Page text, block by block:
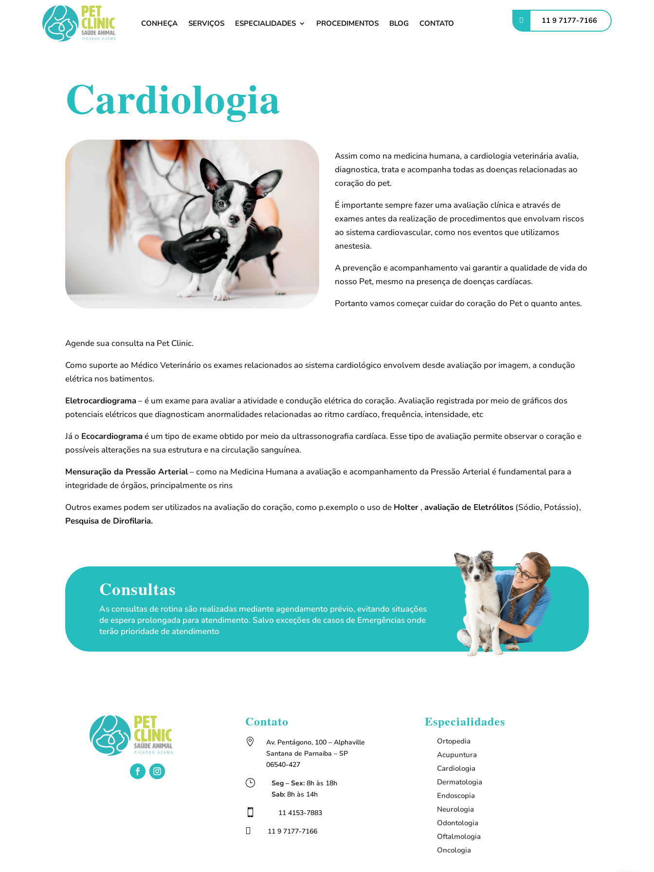
CONHEÇA SERVIÇOS ESPECIALIDADES PROCEDIMENTOS BLOG CONTATO 11 9 7177-7166
Cardiologia
Assim como na medicina humana, a cardiologia veterinária avalia,
diagnostica, trata e acompanha todas as doenças relacionadas ao
coração do pet.
É importante sempre fazer uma avaliação clínica e através de
exames antes da realização de procedimentos que envolvam riscos
ao sistema cardiovascular, como nos eventos que utilizamos
anestesia.
A prevenção e acompanhamento vai garantir a qualidade de vida do
nosso Pet, mesmo na presença de doenças cardíacas.
Portanto vamos começar cuidar do coração do Pet o quanto antes.
Agende sua consulta na Pet Clinic.
Como suporte ao Médico Veterinário os exames relacionados ao sistema cardiológico envolvem desde avaliação por imagem, a condução
elétrica nos batimentos.
Eletrocardiograma– é um exame para avaliar a atividade e condução elétrica do coração. Avaliação registrada por meio de gráficos dos
potenciais elétricos que diagnosticam anormalidades relacionadas ao ritmo cardíaco, frequência, intensidade, etc
Já o Ecocardiogramaé um tipo de exame obtido por meio da ultrassonografia cardíaca. Esse tipo de avaliação permite observar o coração e
possíveis alterações na sua estrutura e na circulação sanguínea.
Mensuração da Pressão Arterial– como na Medicina Humana a avaliação e acompanhamento da Pressão Arterial é fundamental para a
integridade de órgãos, principalmente os rins
Outros exames podem ser utilizados na avaliação do coração, como p.exemplo o uso de Holter ,avaliação de Eletrólitos (Sódio, Potássio),
Pesquisa de Dirofilaria.
Consultas
As consultas de rotina são realizadas mediante agendamento prévio, evitando situações
de espera prolongada para atendimento. ​​Salvo exceções de casos de Emergências onde
terão prioridade de atendimento
Contato

Av. Pentágono, 100 – Alphaville
Santana de Parnaiba – SP
06540-427
} Seg – Sex:8h às 18h
Sab:8h às 14h
 11 4153-7883
 11 9 7177-7166
Especialidades
Ortopedia
Acupuntura
Cardiologia
Dermatologia
Endoscopia
Neurologia
Odontologia
Oftalmologia
Oncologia